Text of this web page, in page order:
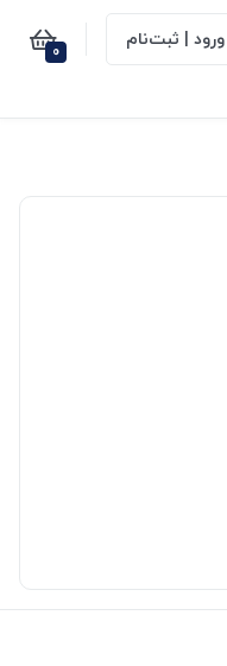
ورود | ثبت‌نام 0